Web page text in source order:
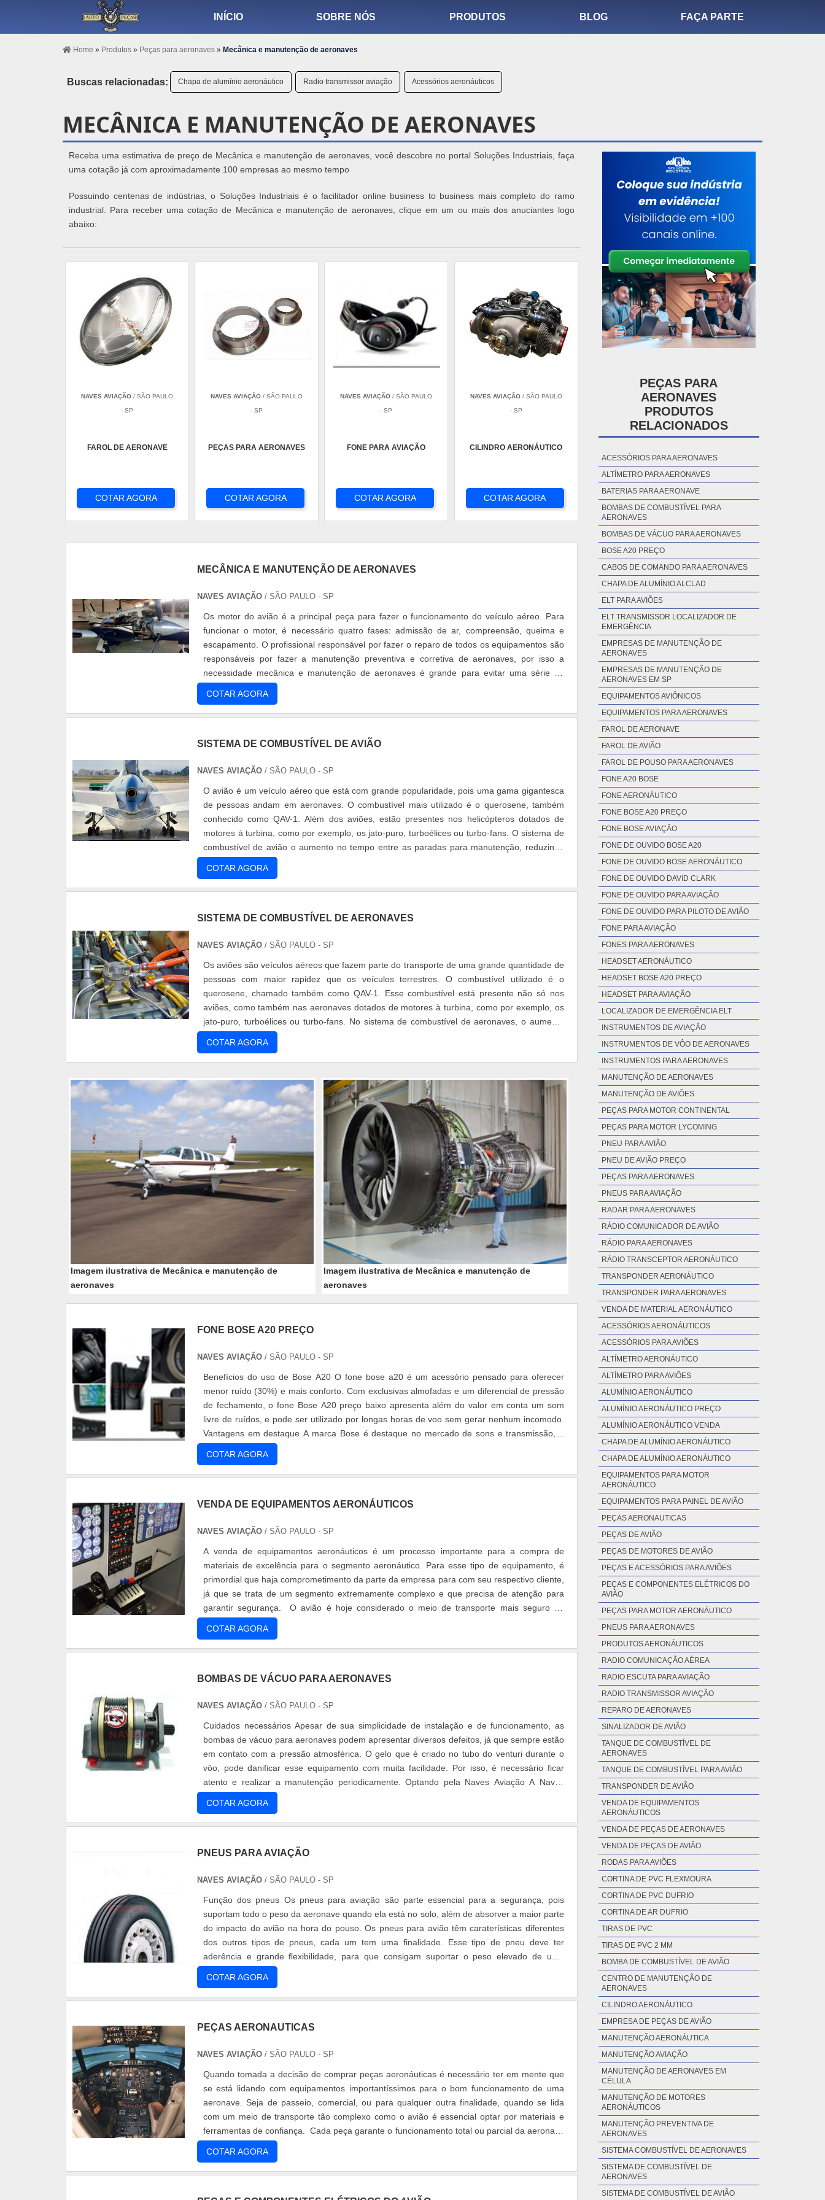
INÍCIO SOBRE NÓS PRODUTOS BLOG FAÇA PARTE
Home » Produtos » Peças para aeronaves » Mecânica e manutenção de aeronaves
Buscas relacionadas: Chapa de alumínio aeronáutico Radio transmissor aviação Acessórios aeronáuticos
MECÂNICA E MANUTENÇÃO DE AERONAVES
Receba uma estimativa de preço de Mecânica e manutenção de aeronaves, você descobre no portal Soluções Industriais, faça
uma cotação já com aproximadamente 100 empresas ao mesmo tempo
Possuindo centenas de indústrias, o Soluções Industriais é o facilitador online business to business mais completo do ramo
industrial. Para receber uma cotação de Mecânica e manutenção de aeronaves, clique em um ou mais dos anuciantes logo
abaixo:
NAVES AVIAÇÃO / SÃO PAULO
- SP
FAROL DE AERONAVE
COTAR AGORA
NAVES AVIAÇÃO / SÃO PAULO
- SP
PEÇAS PARA AERONAVES
COTAR AGORA
NAVES AVIAÇÃO / SÃO PAULO
- SP
FONE PARA AVIAÇÃO
COTAR AGORA
NAVES AVIAÇÃO/ SÃO PAULO
- SP
CILINDRO AERONÁUTICO
COTAR AGORA
MECÂNICA E MANUTENÇÃO DE AERONAVES
NAVES AVIAÇÃO / SÃO PAULO - SP
Os motor do avião é a principal peça para fazer o funcionamento do veículo aéreo. Para
funcionar o motor, é necessário quatro fases: admissão de ar, compreensão, queima e
escapamento. O profissional responsável por fazer o reparo de todos os equipamentos são
responsáveis por fazer a manutenção preventiva e corretiva de aeronaves, por isso a
necessidade mecânica e manutenção de aeronaves é grande para evitar uma série de
problemas nos aviões. Mecâ
COTAR AGORA
SISTEMA DE COMBUSTÍVEL DE AVIÃO
NAVES AVIAÇÃO / SÃO PAULO - SP
O avião é um veículo aéreo que está com grande popularidade, pois uma gama gigantesca
de pessoas andam em aeronaves. O combustível mais utilizado é o querosene, também
conhecido como QAV-1. Além dos aviões, estão presentes nos helicópteros dotados de
motores à turbina, como por exemplo, os jato-puro, turboélices ou turbo-fans. O sistema de
combustível de avião o aumento no tempo entre as paradas para manutenção, reduzindo
custos para as companhia
COTAR AGORA
SISTEMA DE COMBUSTÍVEL DE AERONAVES
NAVES AVIAÇÃO / SÃO PAULO - SP
Os aviões são veículos aéreos que fazem parte do transporte de uma grande quantidade de
pessoas com maior rapidez que os veículos terrestres. O combustível utilizado é o
querosene, chamado também como QAV-1. Esse combustível está presente não só nos
aviões, como também nas aeronaves dotados de motores à turbina, como por exemplo, os
jato-puro, turboélices ou turbo-fans. No sistema de combustível de aeronaves, o aumento
no tempo entre as paradas p
COTAR AGORA
Imagem ilustrativa de Mecânica e manutenção de
aeronaves
Imagem ilustrativa de Mecânica e manutenção de
aeronaves
FONE BOSE A20 PREÇO
NAVES AVIAÇÃO/ SÃO PAULO - SP
Benefícios do uso de Bose A20 O fone bose a20 é um acessório pensado para oferecer
menor ruído (30%) e mais conforto. Com exclusivas almofadas e um diferencial de pressão
de fechamento, o fone Bose A20 preço baixo apresenta além do valor em conta um som
livre de ruídos, e pode ser utilizado por longas horas de voo sem gerar nenhum incomodo.
Vantagens em destaque A marca Bose é destaque no mercado de sons e transmissão, a
marca possui o fone Bose .
COTAR AGORA
VENDA DE EQUIPAMENTOS AERONÁUTICOS
NAVES AVIAÇÃO/ SÃO PAULO - SP
A venda de equipamentos aeronáuticos é um processo importante para a compra de
materiais de excelência para o segmento aeronáutico. Para esse tipo de equipamento, é
primordial que haja comprometimento da parte da empresa para com seu respectivo cliente,
já que se trata de um segmento extremamente complexo e que precisa de atenção para
garantir segurança. O avião é hoje considerado o meio de transporte mais seguro do
mundo. Além de rigorosos.
COTAR AGORA
BOMBAS DE VÁCUO PARA AERONAVES
NAVES AVIAÇÃO/ SÃO PAULO - SP
Cuidados necessários Apesar de sua simplicidade de instalação e de funcionamento, as
bombas de vácuo para aeronaves podem apresentar diversos defeitos, já que sempre estão
em contato com a pressão atmosférica. O gelo que é criado no tubo do venturi durante o
vôo, pode danificar esse equipamento com muita facilidade. Por isso, é necessário ficar
atento e realizar a manutenção periodicamente. Optando pela Naves Aviação A Naves
Aviação realiza manut.
COTAR AGORA
PNEUS PARA AVIAÇÃO
NAVES AVIAÇÃO/ SÃO PAULO - SP
Função dos pneus Os pneus para aviação são parte essencial para a segurança, pois
suportam todo o peso da aeronave quando ela está no solo, além de absorver a maior parte
do impacto do avião na hora do pouso. Os pneus para avião têm caraterísticas diferentes
dos outros tipos de pneus, cada um tem uma finalidade. Esse tipo de pneu deve ter
aderência e grande flexibilidade, para que consigam suportar o peso elevado de uma
aeronave. Resistência do p.
COTAR AGORA
PEÇAS AERONAUTICAS
NAVES AVIAÇÃO/ SÃO PAULO - SP
Quando tomada a decisão de comprar peças aeronáuticas é necessário ter em mente que
se está lidando com equipamentos importantíssimos para o bom funcionamento de uma
aeronave. Seja de passeio, comercial, ou para qualquer outra finalidade, quando se lida
com um meio de transporte tão complexo como o avião é essencial optar por materiais e
ferramentas de confiança. Cada peça garante o funcionamento total ou parcial da aeronave
COTAR AGORA
PEÇAS PARA
AERONAVES
PRODUTOS
RELACIONADOS
ACESSÓRIOS PARA AERONAVES
ALTÍMETRO PARA AERONAVES
BATERIAS PARA AERONAVE
BOMBAS DE COMBUSTÍVEL PARA
AERONAVES
BOMBAS DE VÁCUO PARA AERONAVES
BOSE A20 PREÇO
CABOS DE COMANDO PARA AERONAVES
CHAPA DE ALUMÍNIO ALCLAD
ELT PARA AVIÕES
ELT TRANSMISSOR LOCALIZADOR DE
EMERGÊNCIA
EMPRESAS DE MANUTENÇÃO DE
AERONAVES
EMPRESAS DE MANUTENÇÃO DE
AERONAVES EM SP
EQUIPAMENTOS AVIÔNICOS
EQUIPAMENTOS PARA AERONAVES
FAROL DE AERONAVE
FAROL DE AVIÃO
FAROL DE POUSO PARA AERONAVES
FONE A20 BOSE
FONE AERONÁUTICO
FONE BOSE A20 PREÇO
FONE BOSE AVIAÇÃO
FONE DE OUVIDO BOSE A20
FONE DE OUVIDO BOSE AERONÁUTICO
FONE DE OUVIDO DAVID CLARK
FONE DE OUVIDO PARA AVIAÇÃO
FONE DE OUVIDO PARA PILOTO DE AVIÃO
FONE PARA AVIAÇÃO
FONES PARA AERONAVES
HEADSET AERONÁUTICO
HEADSET BOSE A20 PREÇO
HEADSET PARA AVIAÇÃO
LOCALIZADOR DE EMERGÊNCIA ELT
INSTRUMENTOS DE AVIAÇÃO
INSTRUMENTOS DE VÔO DE AERONAVES
INSTRUMENTOS PARA AERONAVES
MANUTENÇÃO DE AERONAVES
MANUTENÇÃO DE AVIÕES
PEÇAS PARA MOTOR CONTINENTAL
PEÇAS PARA MOTOR LYCOMING
PNEU PARA AVIÃO
PNEU DE AVIÃO PREÇO
PEÇAS PARA AERONAVES
PNEUS PARA AVIAÇÃO
RADAR PARA AERONAVES
RÁDIO COMUNICADOR DE AVIÃO
RÁDIO PARA AERONAVES
RÁDIO TRANSCEPTOR AERONÁUTICO
TRANSPONDER AERONÁUTICO
TRANSPONDER PARA AERONAVES
VENDA DE MATERIAL AERONÁUTICO
ACESSÓRIOS AERONÁUTICOS
ACESSÓRIOS PARA AVIÕES
ALTÍMETRO AERONÁUTICO
ALTÍMETRO PARA AVIÕES
ALUMÍNIO AERONÁUTICO
ALUMÍNIO AERONÁUTICO PREÇO
ALUMÍNIO AERONÁUTICO VENDA
CHAPA DE ALUMÍNIO AERONÁUTICO
CHAPA DE ALUMÍNIO AERONÁUTICO
EQUIPAMENTOS PARA MOTOR
AERONÁUTICO
EQUIPAMENTOS PARA PAINEL DE AVIÃO
PEÇAS AERONAUTICAS
PEÇAS DE AVIÃO
PEÇAS DE MOTORES DE AVIÃO
PEÇAS E ACESSÓRIOS PARA AVIÕES
PEÇAS E COMPONENTES ELÉTRICOS DO
AVIÃO
PEÇAS PARA MOTOR AERONÁUTICO
PNEUS PARA AERONAVES
PRODUTOS AERONÁUTICOS
RADIO COMUNICAÇÃO AÉREA
RADIO ESCUTA PARA AVIAÇÃO
RADIO TRANSMISSOR AVIAÇÃO
REPARO DE AERONAVES
SINALIZADOR DE AVIÃO
TANQUE DE COMBUSTÍVEL DE
AERONAVES
TANQUE DE COMBUSTÍVEL PARA AVIÃO
TRANSPONDER DE AVIÃO
VENDA DE EQUIPAMENTOS
AERONÁUTICOS
VENDA DE PEÇAS DE AERONAVES
VENDA DE PEÇAS DE AVIÃO
RODAS PARA AVIÕES
CORTINA DE PVC FLEXMOURA
CORTINA DE PVC DUFRIO
CORTINA DE AR DUFRIO
TIRAS DE PVC
TIRAS DE PVC 2 MM
BOMBA DE COMBUSTÍVEL DE AVIÃO
CENTRO DE MANUTENÇÃO DE
AERONAVES
CILINDRO AERONÁUTICO
EMPRESA DE PEÇAS DE AVIÃO
MANUTENÇÃO AERONÁUTICA
MANUTENÇÃO AVIAÇÃO
MANUTENÇÃO DE AERONAVES EM
CÉLULA
MANUTENÇÃO DE MOTORES
AERONÁUTICOS
MANUTENÇÃO PREVENTIVA DE
AERONAVES
SISTEMA COMBUSTÍVEL DE AERONAVES
SISTEMA DE COMBUSTÍVEL DE
AERONAVES
SISTEMA DE COMBUSTÍVEL DE AVIÃO